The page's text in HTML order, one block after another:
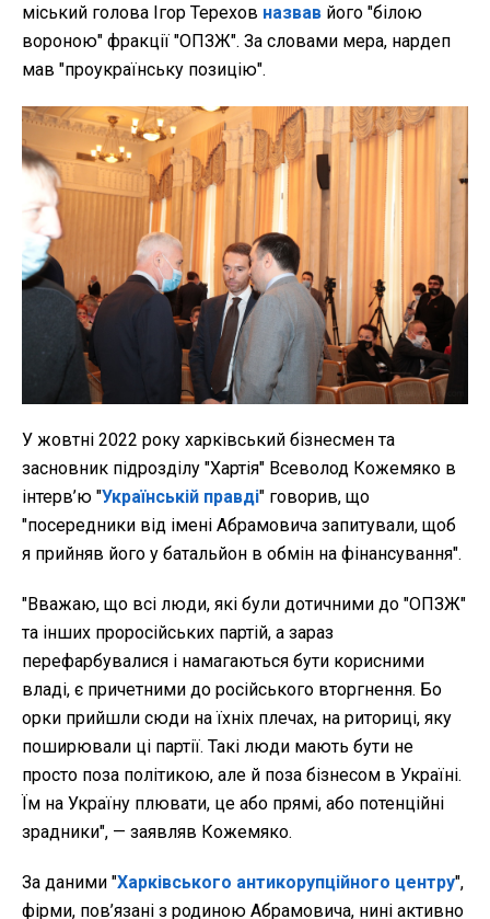
міський голова Ігор Терехов назвав його "білою
вороною" фракції "ОПЗЖ". За словами мера, нардеп
мав "проукраїнську позицію".
У жовтні 2022 року харківський бізнесмен та
засновник підрозділу "Хартія" Всеволод Кожемяко в
інтерв’ю "Українській правді" говорив, що
"посередники від імені Абрамовича запитували, щоб
я прийняв його у батальйон в обмін на фінансування".
"Вважаю, що всі люди, які були дотичними до "ОПЗЖ"
та інших проросійських партій, а зараз
перефарбувалися і намагаються бути корисними
владі, є причетними до російського вторгнення. Бо
орки прийшли сюди на їхніх плечах, на риториці, яку
поширювали ці партії. Такі люди мають бути не
просто поза політикою, але й поза бізнесом в Україні.
Їм на Україну плювати, це або прямі, або потенційні
зрадники", — заявляв Кожемяко.
За даними "Харківського антикорупційного центру",
фірми, пов’язані з родиною Абрамовича, нині активно